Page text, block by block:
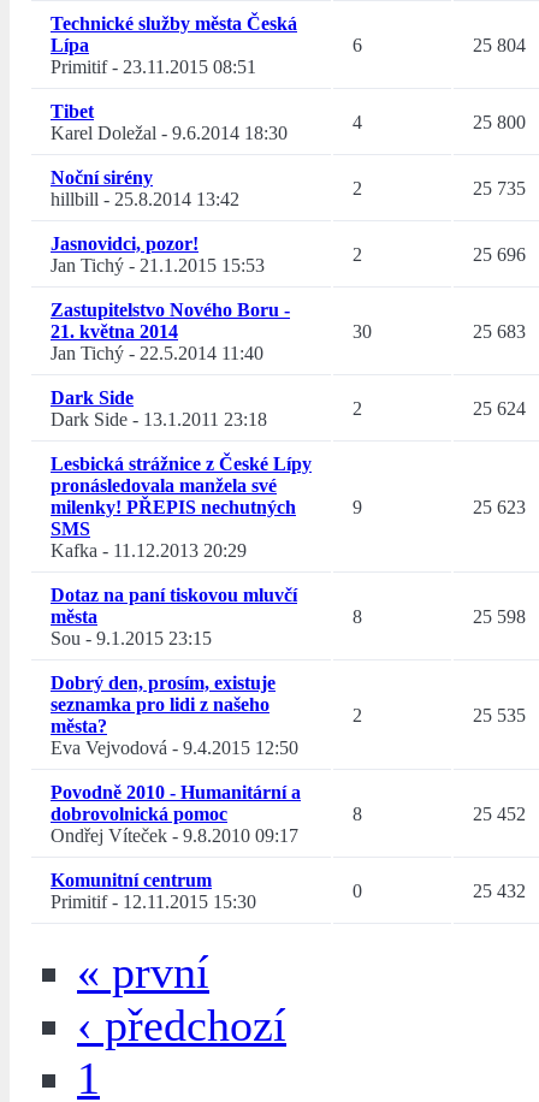
Technické služby města Česká
Lípa
Primitif- 23.11.2015 08:51
6 25 804
Tibet
Karel Doležal - 9.6.2014 18:30
4 25 800
Noční sirény
hillbill - 25.8.2014 13:42
2 25 735
Jasnovidci, pozor!
Jan Tichý - 21.1.2015 15:53
2 25 696
Zastupitelstvo Nového Boru -
21. května 2014
Jan Tichý - 22.5.2014 11:40
30 25 683
Dark Side
Dark Side - 13.1.2011 23:18
2 25 624
Lesbická strážnice z České Lípy
pronásledovala manžela své
milenky! PŘEPIS nechutných
SMS
Kafka - 11.12.2013 20:29
9 25 623
Dotaz na paní tiskovou mluvčí
města
Sou - 9.1.2015 23:15
8 25 598
Dobrý den, prosím, existuje
seznamka pro lidi z našeho
města?
Eva Vejvodová - 9.4.2015 12:50
2 25 535
Povodně 2010 - Humanitární a
dobrovolnická pomoc
Ondřej Víteček - 9.8.2010 09:17
8 25 452
Komunitní centrum
Primitif- 12.11.2015 15:30
0 25 432
« první
‹ předchozí
1